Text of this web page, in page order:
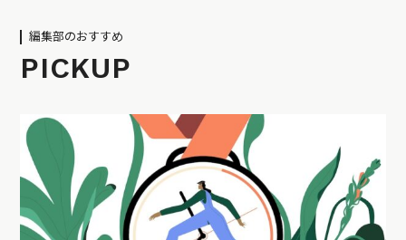
編集部のおすすめ
PICKUP